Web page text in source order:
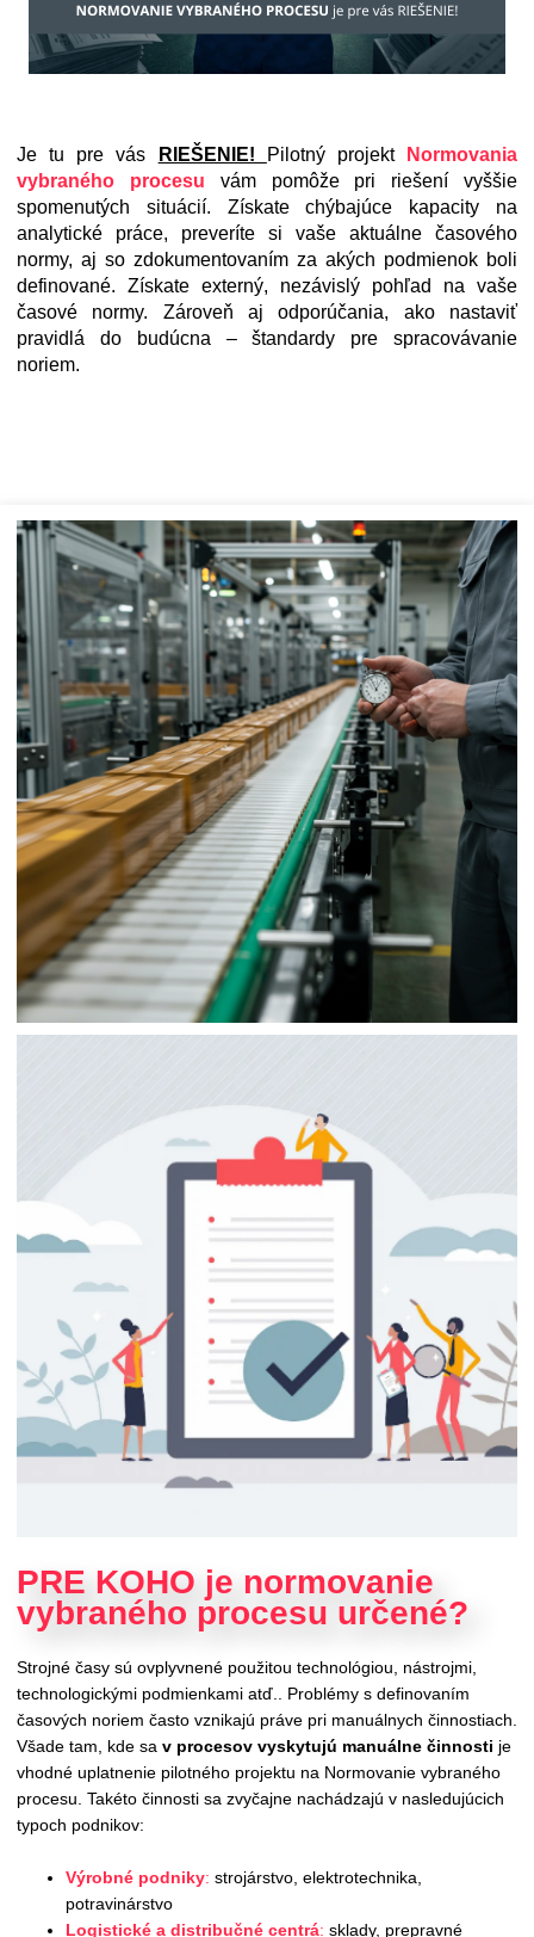
Je tu pre vás RIEŠENIE! Pilotný projekt
Normovania
vybraného procesu
vám pomôže pri riešení vyššie
spomenutých situácií. Získate chýbajúce kapacity na
analytické práce, preveríte si vaše aktuálne časového
normy, aj so zdokumentovaním za akých podmienok boli
definované. Získate externý, nezávislý pohľad na vaše
časové normy. Zároveň aj odporúčania, ako nastaviť
pravidlá do budúcna – štandardy pre spracovávanie
noriem.
PRE KOHO je normovanie
vybraného procesu určené?
Strojné časy sú ovplyvnené použitou technológiou, nástrojmi,
technologickými podmienkami atď.. Problémy s definovaním
časových noriem často vznikajú práve pri manuálnych činnostiach.
Všade tam, kde sa v procesov vyskytujú manuálne činnosti je
vhodné uplatnenie pilotného projektu na Normovanie vybraného
procesu. Takéto činnosti sa zvyčajne nachádzajú v nasledujúcich
typoch podnikov:
Výrobné podniky: strojárstvo, elektrotechnika,
potravinárstvo
Logistické a distribučné centrá: sklady, prepravné